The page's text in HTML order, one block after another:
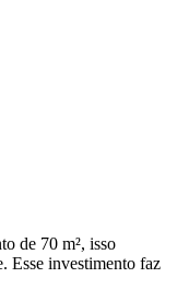
de 70 m², isso
Esse investimento faz